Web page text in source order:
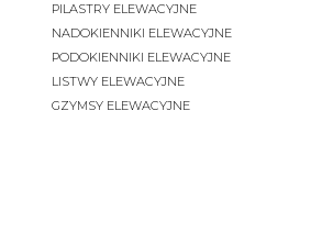
PILASTRY ELEWACYJNE
NADOKIENNIKI ELEWACYJNE
PODOKIENNIKI ELEWACYJNE
LISTWY ELEWACYJNE
GZYMSY ELEWACYJNE